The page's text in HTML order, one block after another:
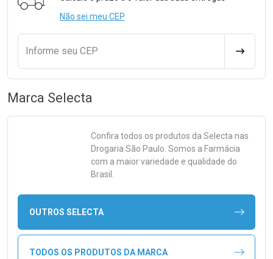
Não sei meu CEP
Informe seu CEP
Marca Selecta
Confira todos os produtos da Selecta nas
Drogaria São Paulo. Somos a Farmácia
com a maior variedade e qualidade do
Brasil.
OUTROS SELECTA
TODOS OS PRODUTOS DA MARCA